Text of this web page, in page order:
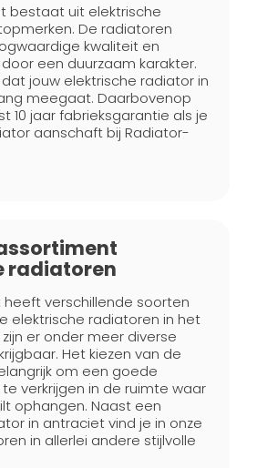
bestaat uit elektrische
De radiatoren
kwaliteit en
een duurzaam karakter.
jouw elektrische radiator in
meegaat. Daarbovenop
10 jaar fabrieksgarantie als je
aanschaft bij Radiator-
radiatoren
verschillende soorten
elektrische radiatoren in het
er onder meer diverse
Het kiezen van de
om een goede
verkrijgen in de ruimte waar
ophangen. Naast een
in antraciet vind je in onze
in allerlei andere stijlvolle